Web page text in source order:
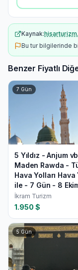
Kaynak:
Bu tur bilgilerinde
Benzer Fiyatlı
7 Gün
5 Yıldız - Anjum
Maden Rawda -
Hava Yolları Hava
ile - 7 Gün - 8
İkram Turizm
1.950 $
5Gün